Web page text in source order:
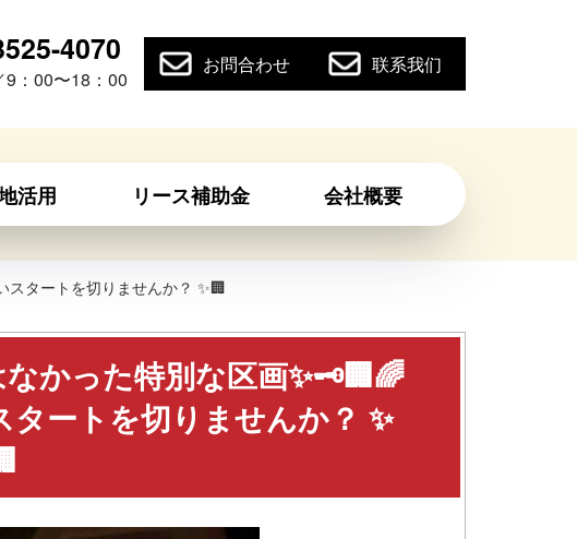
4070
9：00〜18：00
お問合わせ 联系我们
活用 リース補助金 会社概要
タートを切りませんか？ ✨🏢
かった特別な区画✨🗝️🏢🌈
タートを切りませんか？ ✨